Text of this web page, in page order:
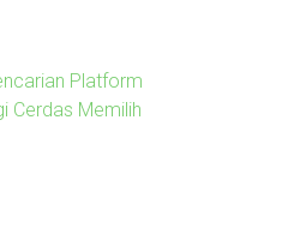
Platform
Cerdas Memilih